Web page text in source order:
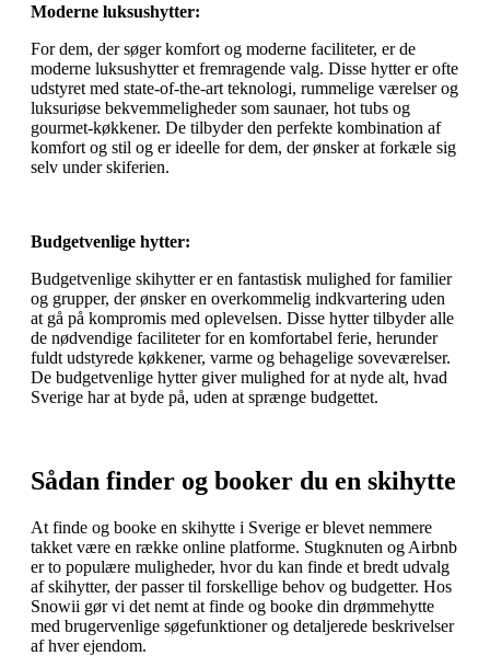
Moderne luksushytter:
For dem, der søger komfort og moderne faciliteter, er de
moderne luksushytter et fremragende valg. Disse hytter er ofte
udstyret med state-of-the-art teknologi, rummelige værelser og
luksuriøse bekvemmeligheder som saunaer, hot tubs og
gourmet-køkkener. De tilbyder den perfekte kombination af
komfort og stil og er ideelle for dem, der ønsker at forkæle sig
selv under skiferien.
Budgetvenlige hytter:
Budgetvenlige skihytter er en fantastisk mulighed for familier
og grupper, der ønsker en overkommelig indkvartering uden
at gå på kompromis med oplevelsen. Disse hytter tilbyder alle
de nødvendige faciliteter for en komfortabel ferie, herunder
fuldt udstyrede køkkener, varme og behagelige soveværelser.
De budgetvenlige hytter giver mulighed for at nyde alt, hvad
Sverige har at byde på, uden at sprænge budgettet.
Sådan finder og booker du en skihytte
At finde og booke en skihytte i Sverige er blevet nemmere
takket være en række online platforme. Stugknuten og Airbnb
er to populære muligheder, hvor du kan finde et bredt udvalg
af skihytter, der passer til forskellige behov og budgetter. Hos
Snowii gør vi det nemt at finde og booke din drømmehytte
med brugervenlige søgefunktioner og detaljerede beskrivelser
af hver ejendom.